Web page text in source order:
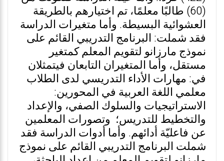
(60) طالبًا معلمًا، تم اختيارهم بالطريقة
العشوائية البسيطة. وأما متغيرات الدراسة
فقد شملت: البرنامج التدريبي القائم على
نموذج مارزانو لتقويم المعلم كمتغير
مستقل، وأما المتغيران التابعان فيتمثلان
في: مهارات الأداء التدريسي لدى الطلاب
معلمي اللغة العربية في المحورين:
الاستراتيجيات والسلوك الصفي، والإعداد
والتخطيط للتدريس؛ وتصورات المعلمين
عن فاعليّة أدائهم. وأما أدوات الدراسة فقد
شملت البرنامج التدريبي القائم على نموذج